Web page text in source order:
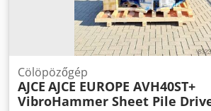
Cölöpözőgép
AJCE AJCE EUROPE AVH40ST+
VibroHammer Sheet Pile